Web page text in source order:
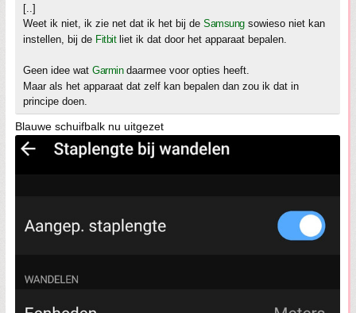
[..]
Weet ik niet, ik zie net dat ik het bij de Samsungsowieso niet kan
instellen, bij de Fitbitliet ik dat door het apparaat bepalen.
Geen idee wat Garmindaarmee voor opties heeft.
Maar als het apparaat dat zelf kan bepalen dan zou ik dat in
principe doen.
Blauwe schuifbalk nu uitgezet